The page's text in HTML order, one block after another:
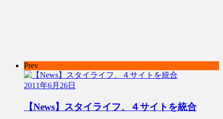
Prev
2011年6月26日
【News】スタイライフ、４サイトを統合